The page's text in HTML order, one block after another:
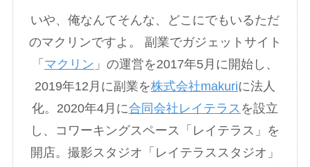
いや、俺なんてそんな、どこにでもいるただ
のマクリンですよ。 副業でガジェットサイト
「 マクリン 」の運営を2017年5月に開始し、
2019年12月に副業を株式会社makuriに法人
化。2020年4月に合同会社レイテラス を設立
し、コワーキングスペース「レイテラス」を
開店。撮影スタジオ「レイテラススタジオ」